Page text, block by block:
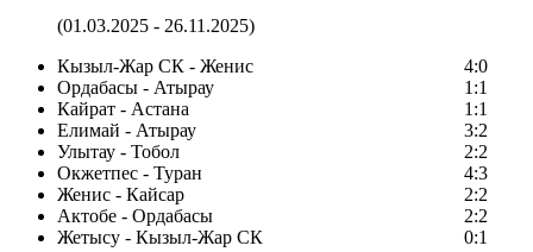
(01.03.2025 - 26.11.2025)
Кызыл-Жар СК - Женис
4:0
Ордабасы - Атырау
1:1
Кайрат - Астана
1:1
Елимай - Атырау
3:2
Улытау - Тобол
2:2
Окжетпес - Туран
4:3
Женис - Кайсар
2:2
Актобе - Ордабасы
2:2
Жетысу - Кызыл-Жар СК
0:1